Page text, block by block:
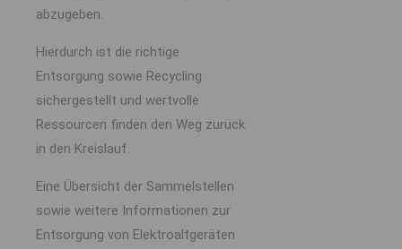
abzugeben.
Hierdurch ist die richtige
Entsorgung sowie Recycling
sichergestellt und wertvolle
Ressourcen finden den Weg zurück
in den Kreislauf.
Eine Übersicht der Sammelstellen
sowie weitere Informationen zur
Entsorgung von Elektroaltgeräten